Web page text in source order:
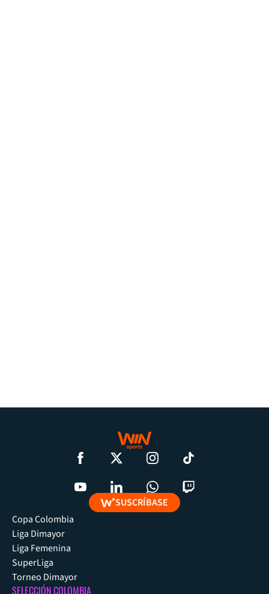
SUSCRÍBASE
Copa Colombia
Liga Dimayor
Liga Femenina
SuperLiga
Torneo Dimayor
SELECCIÓN COLOMBIA